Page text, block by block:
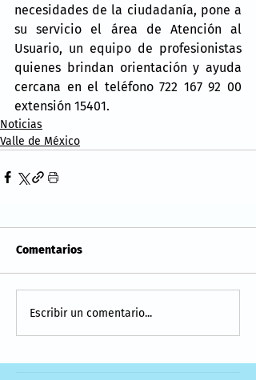
necesidades de la ciudadanía, pone a
su servicio el área de Atención al
Usuario, un equipo de profesionistas
quienes brindan orientación y ayuda
cercana en el teléfono 722 167 92 00
extensión 15401.
Noticias
Valle de México
Comentarios
Escribir un comentario...